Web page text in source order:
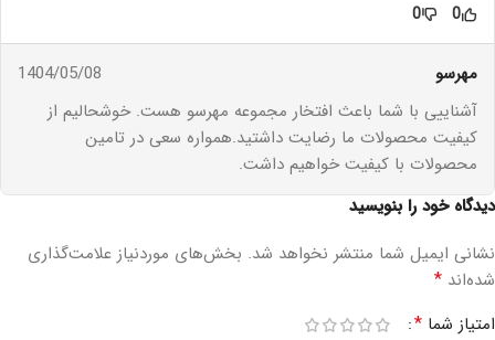
0
0
مهرسو
1404/05/08
آشناییی با شما باعث افتخار مجموعه مهرسو هست. خوشحالیم از
کیفیت محصولات ما رضایت داشتید.همواره سعی در تامین
محصولات با کیفیت خواهیم داشت.
دیدگاه خود را بنویسید
نشانی ایمیل شما منتشر نخواهد شد. بخش‌های موردنیاز علامت‌گذاری
شده‌اند *
امتیاز شما *